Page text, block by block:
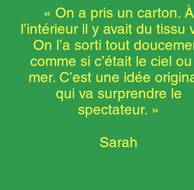
« On a pris un carton. À
l’intérieur il y avait du tissu
On l’a sorti tout
comme si c’était le ciel
mer. C’est une idée
qui va surprendre le
spectateur. »
Sarah